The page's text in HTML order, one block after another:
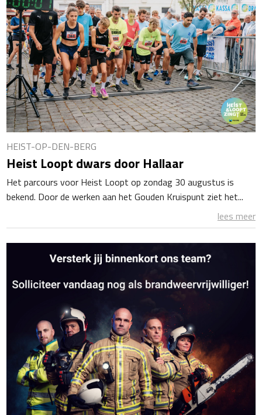
HEIST-OP-DEN-BERG
Heist Loopt dwars door Hallaar
Het parcours voor Heist Loopt op zondag 30 augustus is
bekend. Door de werken aan het Gouden Kruispunt ziet het...
lees meer